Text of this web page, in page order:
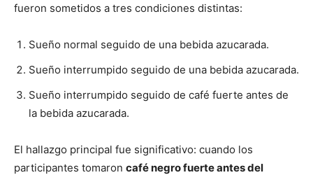
fueron sometidos a tres condiciones distintas:
Sueño normal seguido de una bebida azucarada.
Sueño interrumpido seguido de una bebida azucarada.
Sueño interrumpido seguido de café fuerte antes de
la bebida azucarada.
El hallazgo principal fue significativo: cuando los
participantes tomaron café negro fuerte antes del